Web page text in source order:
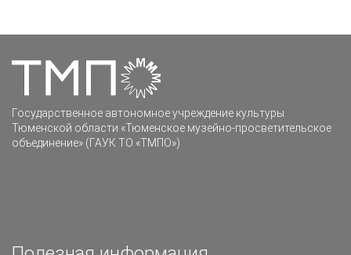
Государственное автономное учреждение культуры
Тюменской области «Тюменское музейно-просветительское
объединение» (ГАУК ТО «ТМПО»)